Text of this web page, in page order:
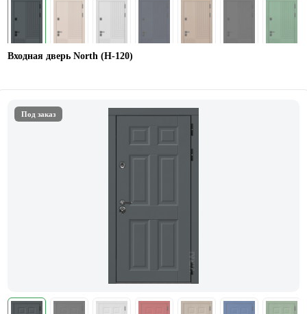
Входная дверь North (Н-120)
Под заказ